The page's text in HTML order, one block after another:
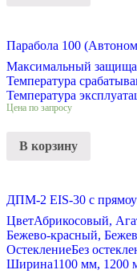
Парабола 100
Максимальный
Температура
Температура
Цена по запросу
В корзину
ДПМ-2 EIS-30 с
ЦветАбрикосовый,
Бежево-красный,
ОстеклениеБез
Ширина1100 мм, 1200